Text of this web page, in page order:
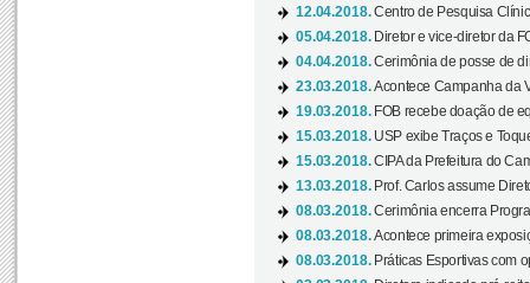
12.04.2018.Centro de Pesquisa
05.04.2018. Diretor e vice-diretor da
04.04.2018.Cerimônia de posse de
23.03.2018.Acontece Campanha da
19.03.2018. FOB recebe doação de
15.03.2018. USP exibe Traços e
15.03.2018.CIPA da Prefeitura do
13.03.2018. Prof. Carlos assume
08.03.2018.Cerimônia encerra
08.03.2018.Acontece primeira
08.03.2018. Práticas Esportivas com